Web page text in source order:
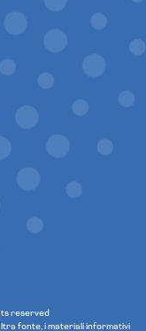
reserved
fonte, i materiali informativi